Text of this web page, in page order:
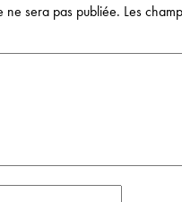
ne sera pas publiée. Les